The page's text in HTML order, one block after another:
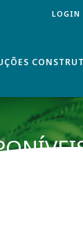
LOGIN